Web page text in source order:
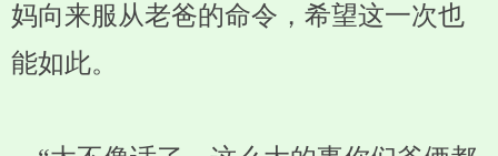
妈向来服从老爸的命令，希望这一次也
能如此。